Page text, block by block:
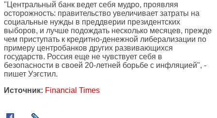
"Центральный банк ведет себя мудро, проявляя
осторожность: правительство увеличивает затраты на
социальные нужды в преддверии президентских
выборов, и лучше подождать несколько месяцев, прежде
чем приступать к кредитно-денежной либерализации по
примеру центробанков других развивающихся
государств. Россия еще не чувствует себя в
безопасности в своей 20-летней борьбе с инфляцией", -
пишет Уэгстил.
Источник: Financial Times